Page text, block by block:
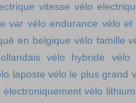
vitesse vélo
var vélo endurance vélo et
en belgique vélo famille
vélo hybride
vélo
laposte vélo le plus grand
électroniquement vélo lithium